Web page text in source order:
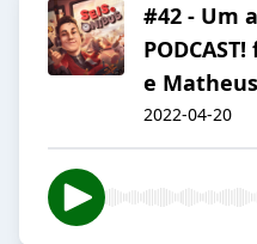
#42 - Um
e
2022-04-20